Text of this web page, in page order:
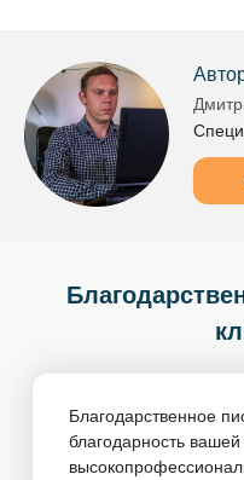
Благодарственное
благодарность